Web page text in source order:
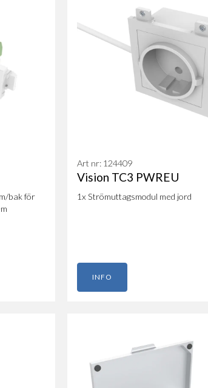
bak för
Art nr: 124409
Vision TC3 PWREU
1x Strömuttagsmodul med jord
INFO